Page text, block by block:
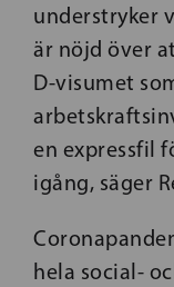
understryker
är nöjd över
D-visumet
en expressfil
igång, säger
hela social-